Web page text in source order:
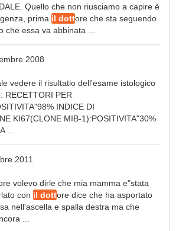
Quello che non riusciamo a capire è
prima il dottore che sta seguendo
che essa va abbinata ...
2008
vedere il risultatio dell'esame istologico
RECETTORI PER
INDICE DI
KI67(CLONE MIB-1):POSITIVITA"30%
...
2011
volevo dirle che mia mamma e"stata
con il dottore dice che ha asportato
nell'ascella e spalla destra ma che
...